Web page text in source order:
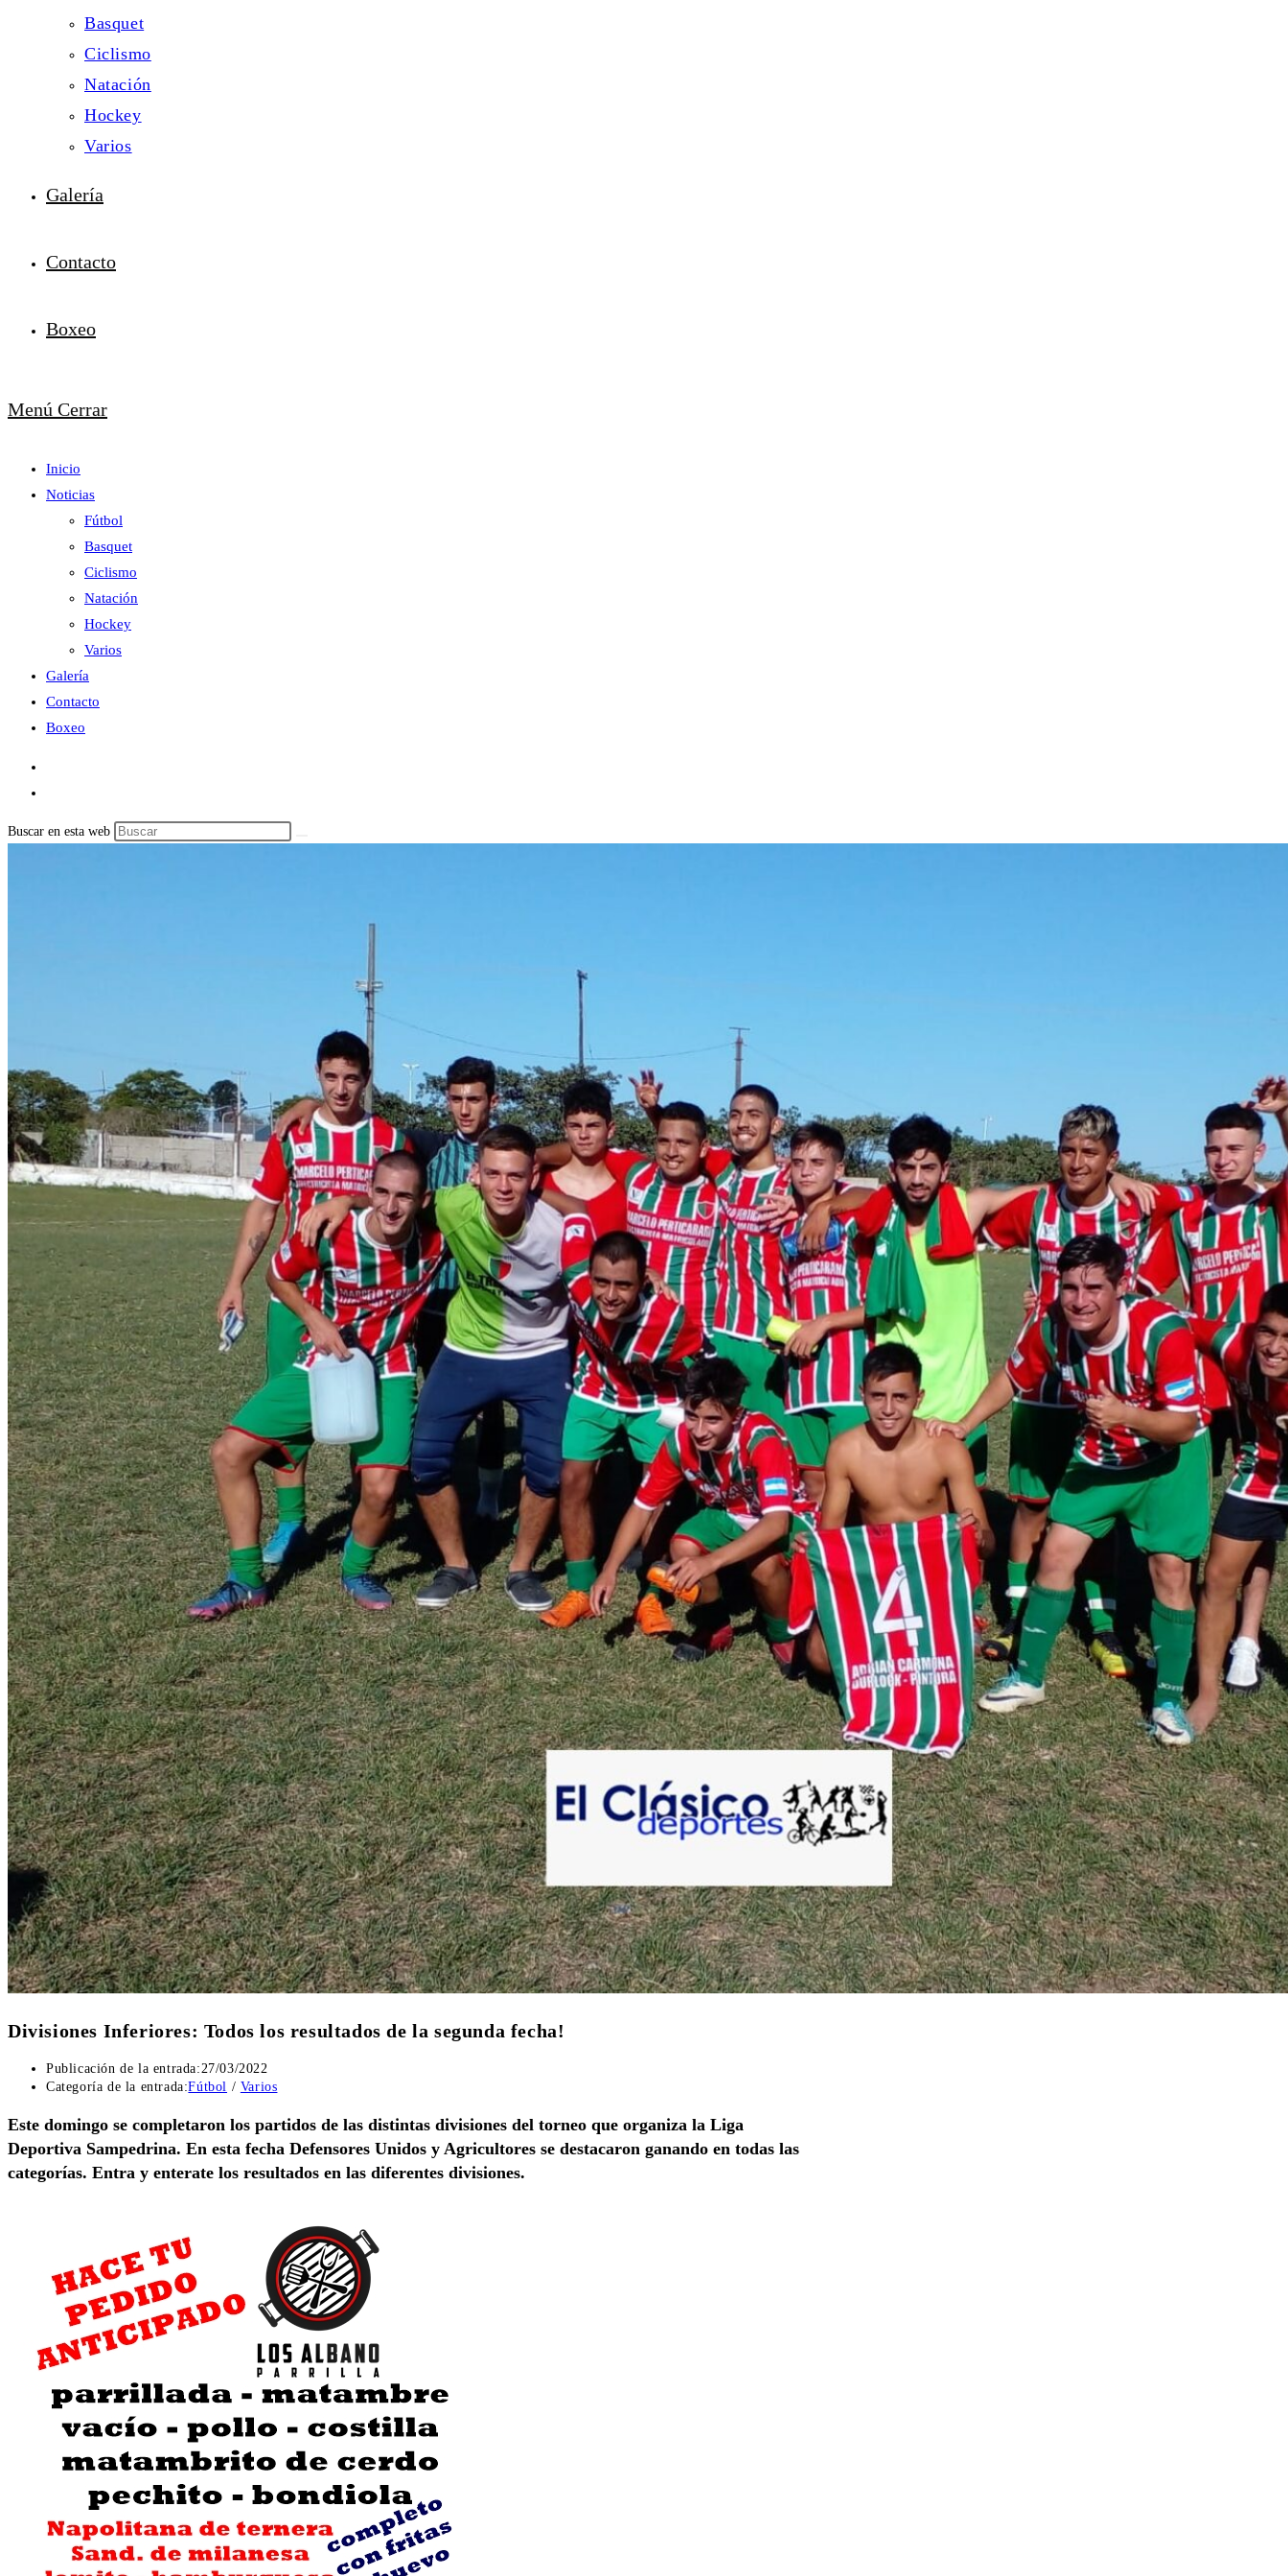
Basquet
Ciclismo
Natación
Hockey
Varios
Galería
Contacto
Boxeo
Menú Cerrar
Inicio
Noticias
Fútbol
Basquet
Ciclismo
Natación
Hockey
Varios
Galería
Contacto
Boxeo
Buscar en esta web
Divisiones Inferiores: Todos los resultados de la segunda fecha!
Publicación de la entrada:27/03/2022
Categoría de la entrada:Fútbol / Varios
Este domingo se completaron los partidos de las distintas divisiones del torneo que organiza la Liga
Deportiva Sampedrina. En esta fecha Defensores Unidos y Agricultores se destacaron ganando en todas las
categorías. Entra y enterate los resultados en las diferentes divisiones.